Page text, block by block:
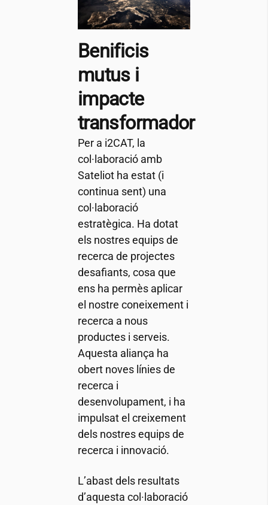
Benificis
mutus i
impacte
transformador
Per a i2CAT, la
col·laboració amb
Sateliot ha estat (i
continua sent) una
col·laboració
estratègica. Ha dotat
els nostres equips de
recerca de projectes
desafiants, cosa que
ens ha permès aplicar
el nostre coneixement i
recerca a nous
productes i serveis.
Aquesta aliança ha
obert noves línies de
recerca i
desenvolupament, i ha
impulsat el creixement
dels nostres equips de
recerca i innovació.
L’abast dels resultats
d’aquesta col·laboració